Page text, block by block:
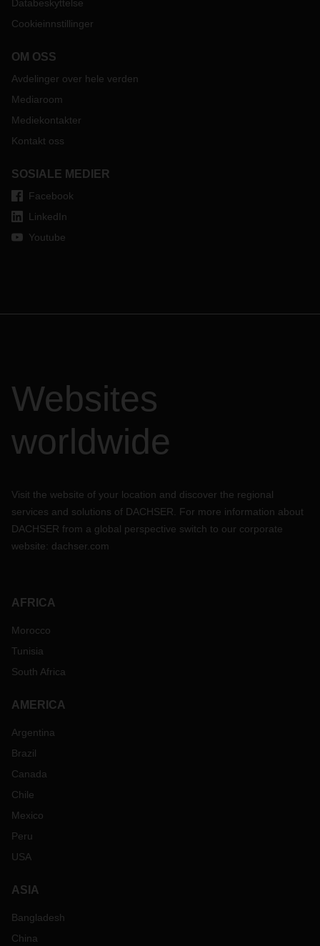
Databeskyttelse
Cookieinnstillinger
OM OSS
Avdelinger over hele verden
Mediaroom
Mediekontakter
Kontakt oss
SOSIALE MEDIER
Facebook
LinkedIn
Youtube
Websites
worldwide
Visit the website of your location and discover the regional
services and solutions of DACHSER. For more information about
DACHSER from a global perspective switch to our corporate
website: dachser.com
AFRICA
Morocco
Tunisia
South Africa
AMERICA
Argentina
Brazil
Canada
Chile
Mexico
Peru
USA
ASIA
Bangladesh
China